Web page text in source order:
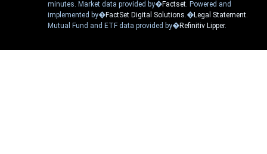
minutes. Market data provided by�Factset. Powered and
implemented by�FactSet Digital Solutions.�Legal Statement.
Mutual Fund and ETF data provided by�Refinitiv Lipper.